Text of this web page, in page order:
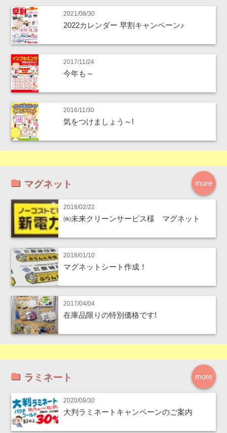
2021/08/30
2022カレンダー 早割キャンペーン♪
2017/11/24
今年も～
2016/11/30
気をつけましょう～!
more
マグネット
2018/02/22
㈱未来クリーンサービス様 マグネット
2018/01/10
マグネットシート作成！
2017/04/04
在庫品限りの特別価格です!
more
ラミネート
2020/09/30
大判ラミネートキャンペーンのご案内